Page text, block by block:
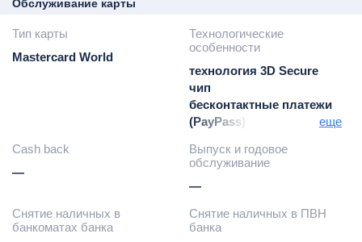
Обслуживание карты
Тип карты
Mastercard World
Технологические
особенности
технология 3D Secure
чип
бесконтактные платежи
(PayPass)
Samsung Pay / Garmin
Pay / Кошелёк Pay
еще
Cash back
—
Выпуск и годовое
обслуживание
—
Снятие наличных в
банкоматах банка
Снятие наличных в ПВН
банка